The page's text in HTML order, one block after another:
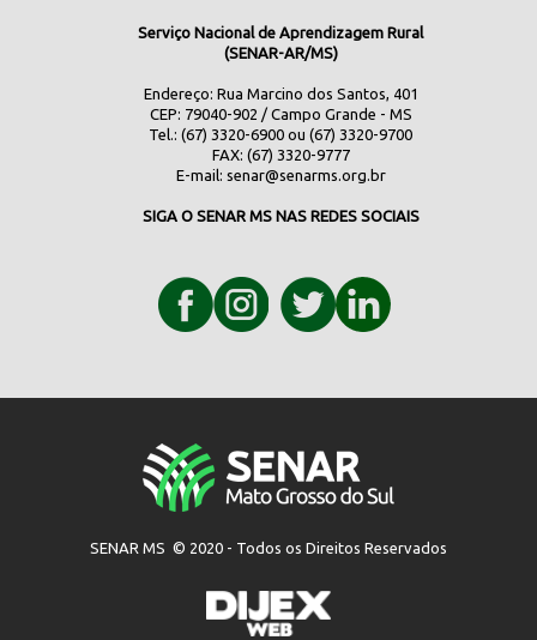
Serviço Nacional de Aprendizagem Rural
(SENAR-AR/MS)
Endereço: Rua Marcino dos Santos, 401
CEP: 79040-902 / Campo Grande - MS
Tel.: (67) 3320-6900 ou (67) 3320-9700
FAX: (67) 3320-9777
E-mail: senar@senarms.org.br
SIGA O SENAR MS NAS REDES SOCIAIS
SENAR MS © 2020 - Todos os Direitos Reservados